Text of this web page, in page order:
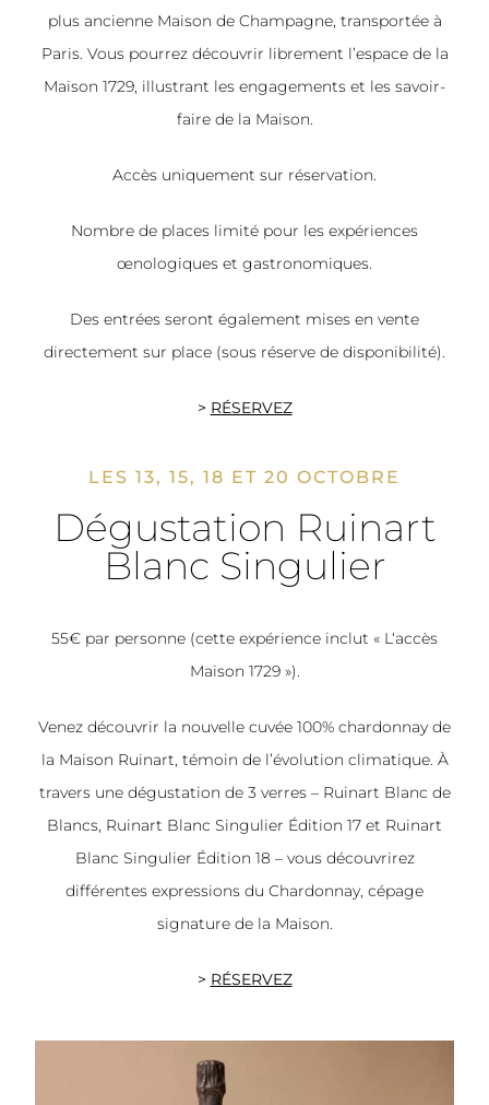
plus ancienne Maison de Champagne, transportée à
Paris. Vous pourrez découvrir librement l’espace de la
Maison 1729, illustrant les engagements et les savoir-
faire de la Maison.
Accès uniquement sur réservation.
Nombre de places limité pour les expériences
œnologiques et gastronomiques.
Des entrées seront également mises en vente
directement sur place (sous réserve de disponibilité).
> RÉSERVEZ
LES 13, 15, 18 ET 20 OCTOBRE
Dégustation Ruinart
Blanc Singulier
55€ par personne (cette expérience inclut « L‘accès
Maison 1729 »).
Venez découvrir la nouvelle cuvée 100% chardonnay de
la Maison Ruinart, témoin de l’évolution climatique. À
travers une dégustation de 3 verres – Ruinart Blanc de
Blancs, Ruinart Blanc Singulier Édition 17 et Ruinart
Blanc Singulier Édition 18 – vous découvrirez
différentes expressions du Chardonnay, cépage
signature de la Maison.
> RÉSERVEZ